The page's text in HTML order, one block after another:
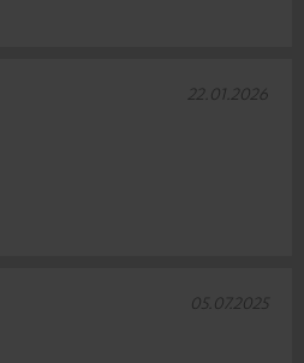
22.01.2026
05.07.2025